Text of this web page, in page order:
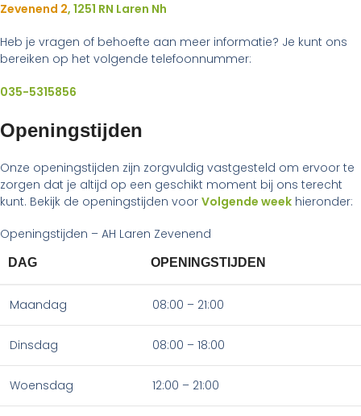
Zevenend 2, 1251 RN Laren Nh
Heb je vragen of behoefte aan meer informatie? Je kunt ons
bereiken op het volgende telefoonnummer:
035-5315856
Openingstijden
Onze openingstijden zijn zorgvuldig vastgesteld om ervoor te
zorgen dat je altijd op een geschikt moment bij ons terecht
kunt. Bekijk de openingstijden voor Volgende week hieronder:
Openingstijden – AH Laren Zevenend
DAG OPENINGSTIJDEN
Maandag 08:00 – 21:00
Dinsdag 08:00 – 18:00
Woensdag 12:00 – 21:00